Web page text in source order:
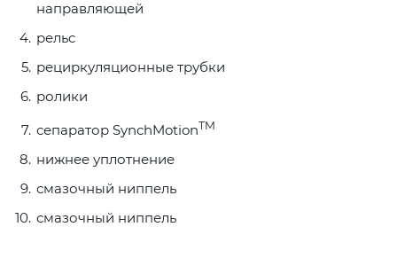
направляющей
рельс
рециркуляционные трубки
ролики
сепаратор SynchMotionTM
нижнее уплотнение
смазочный ниппель
смазочный ниппель